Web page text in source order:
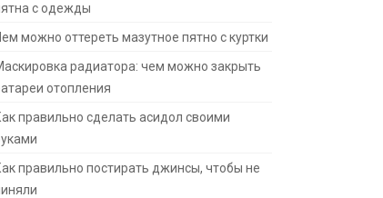
с одежды
можно оттереть мазутное пятно с куртки
радиатора: чем можно закрыть
отопления
правильно сделать асидол своими
правильно постирать джинсы, чтобы не